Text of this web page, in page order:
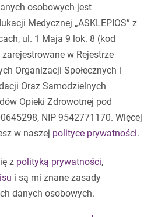
osobowych jest
Medycznej „ASKLEPIOS” z
ul. 1 Maja 9 lok. 8 (kod
w Rejestrze
Organizacji Społecznych i
Oraz Samodzielnych
Opieki Zdrowotnej pod
NIP 9542771170. Więcej
w naszej polityce prywatności.
z polityką prywatności,
i są mi znane zasady
danych osobowych.